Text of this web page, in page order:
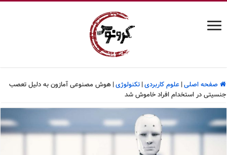
صفحه اصلی| علوم کاربردی| تکنولوژی| هوش مصنوعی آمازون به دلیل تعصب
جنسیتی در استخدام افراد خاموش شد